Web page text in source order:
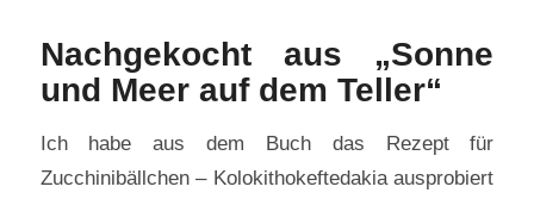
Nachgekocht aus „Sonne
und Meer auf dem Teller“
Ich habe aus dem Buch das Rezept für
Zucchinibällchen – Kolokithokeftedakia ausprobiert